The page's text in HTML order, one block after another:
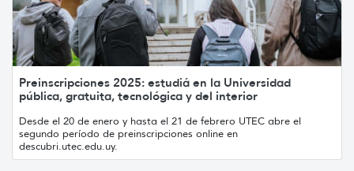
Preinscripciones 2025: estudiá en la Universidad
pública, gratuita, tecnológica y del interior
Desde el 20 de enero y hasta el 21 de febrero UTEC abre el
segundo período de preinscripciones online en
descubri.utec.edu.uy.